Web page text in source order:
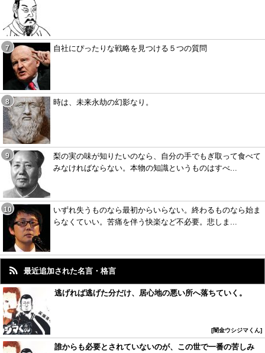
自社にぴったりな戦略を見つける５つの質問
時は、未来永劫の幻影なり。
梨の実の味が知りたいのなら、自分の手でもぎ取って食べて
みなければならない。本物の知識というものはすべ...
いずれ失うものなら最初からいらない。終わるものなら始ま
らなくていい。苦痛を伴う快楽など不必要。悲しま...
最近追加された名言・格言
逃げれば逃げた分だけ、居心地の悪い所へ落ちていく。
闇金ウシジマくん
誰からも必要とされていないのが、この世で一番の苦しみ